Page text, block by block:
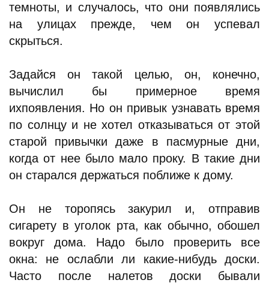
темноты, и случалось, что они появлялись
на улицах прежде, чем он успевал
скрыться.
Задайся он такой целью, он, конечно,
вычислил бы примерное время
ихпоявления. Но он привык узнавать время
по солнцу и не хотел отказываться от этой
старой привычки даже в пасмурные дни,
когда от нее было мало проку. В такие дни
он старался держаться поближе к дому.
Он не торопясь закурил и, отправив
сигарету в уголок рта, как обычно, обошел
вокруг дома. Надо было проверить все
окна: не ослабли ли какие-нибудь доски.
Часто после налетов доски бывали